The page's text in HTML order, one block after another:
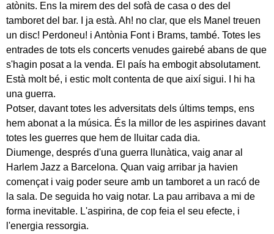
atònits. Ens la mirem des del sofà de casa o des del
tamboret del bar. I ja està. Ah! no clar, que els Manel treuen
un disc! Perdoneu! i Antònia Font i Brams, també. Totes les
entrades de tots els concerts venudes gairebé abans de que
s'hagin posat a la venda. El país ha embogit absolutament.
Està molt bé, i estic molt contenta de que així sigui. I hi ha
una guerra.
Potser, davant totes les adversitats dels últims temps, ens
hem abonat a la música. És la millor de les aspirines davant
totes les guerres que hem de lluitar cada dia.
Diumenge, després d'una guerra llunàtica, vaig anar al
Harlem Jazz a Barcelona. Quan vaig arribar ja havien
començat i vaig poder seure amb un tamboret a un racó de
la sala. De seguida ho vaig notar. La pau arribava a mi de
forma inevitable. L'aspirina, de cop feia el seu efecte, i
l'energia ressorgia.